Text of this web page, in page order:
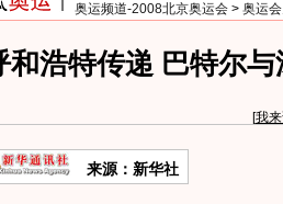
奥运频道-2008北京奥运会 > 奥运
和浩特传递 巴特尔
[我
来源：新华社